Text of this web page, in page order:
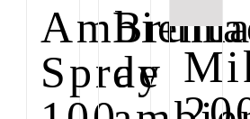
Spray
de